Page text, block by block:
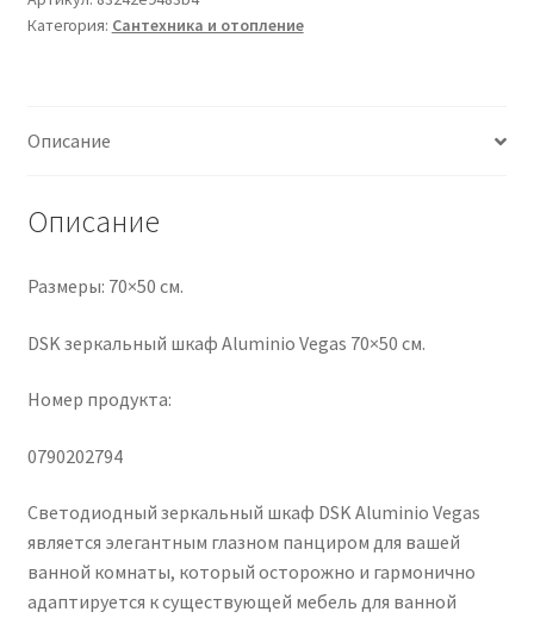
Vegas
Категория: Сантехника и отопление
Описание
Описание
Размеры: 70×50 см.
DSK зеркальный шкаф Aluminio Vegas 70×50 см.
Номер продукта:
0790202794
Светодиодный зеркальный шкаф DSK Aluminio Vegas
является элегантным глазном панциром для вашей
ванной комнаты, который осторожно и гармонично
адаптируется к существующей мебель для ванной